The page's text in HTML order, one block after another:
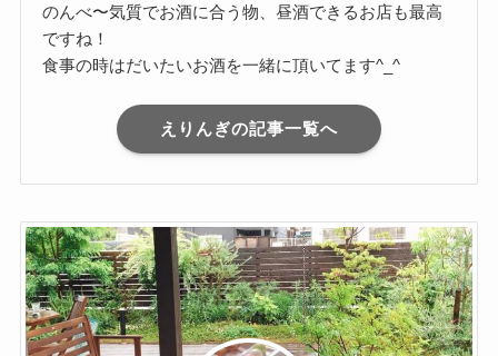
のんべ〜気質でお酒に合う物、昼酒できるお店も最高
ですね！
食事の時はだいたいお酒を一緒に頂いてます^_^
えりんぎの記事一覧へ